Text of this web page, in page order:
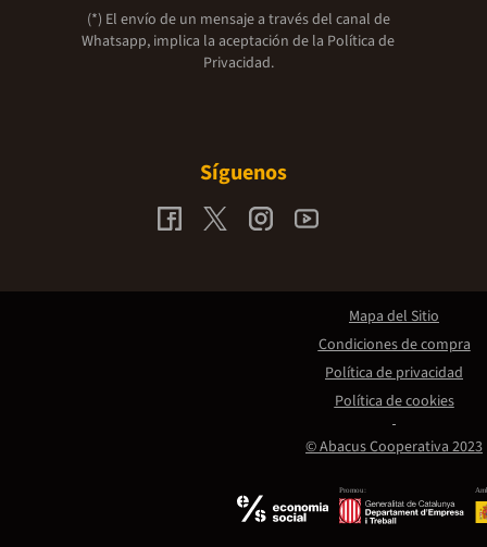
(*) El envío de un mensaje a través del canal de
Whatsapp, implica la aceptación de la Política de
Privacidad.
Síguenos
Promou:
© Abacus Cooperativa 2023
Mapa del Sitio
Condiciones de compra
Política de privacidad
Política de cookies